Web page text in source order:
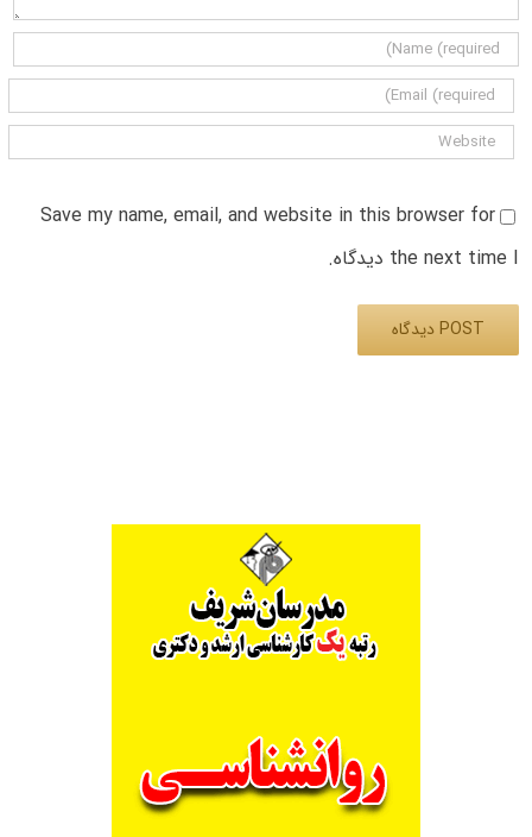
Save my name, email, and website in this browser for
the next time I دیدگاه.